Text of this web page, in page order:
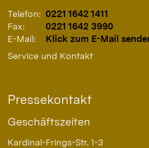
Telefon: 0221 1642 1411
Fax:
0221 1642 3990
E-Mail:
Klick zum E-Mail
Service und Kontakt
Pressekontakt
Geschäftszeiten
Kardinal-Frings-Str. 1-3